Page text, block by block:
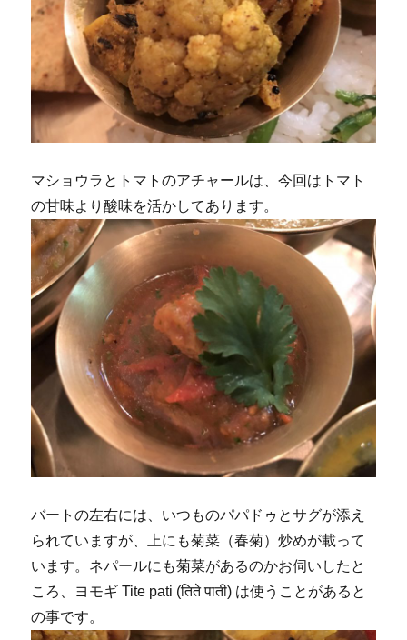
マショウラとトマトのアチャールは、今回はトマト
の甘味より酸味を活かしてあります。
バートの左右には、いつものパパドゥとサグが添え
られていますが、上にも菊菜（春菊）炒めが載って
います。ネパールにも菊菜があるのかお伺いしたと
ころ、ヨモギ Tite pati (तिते पाती) は使うことがあると
の事です。